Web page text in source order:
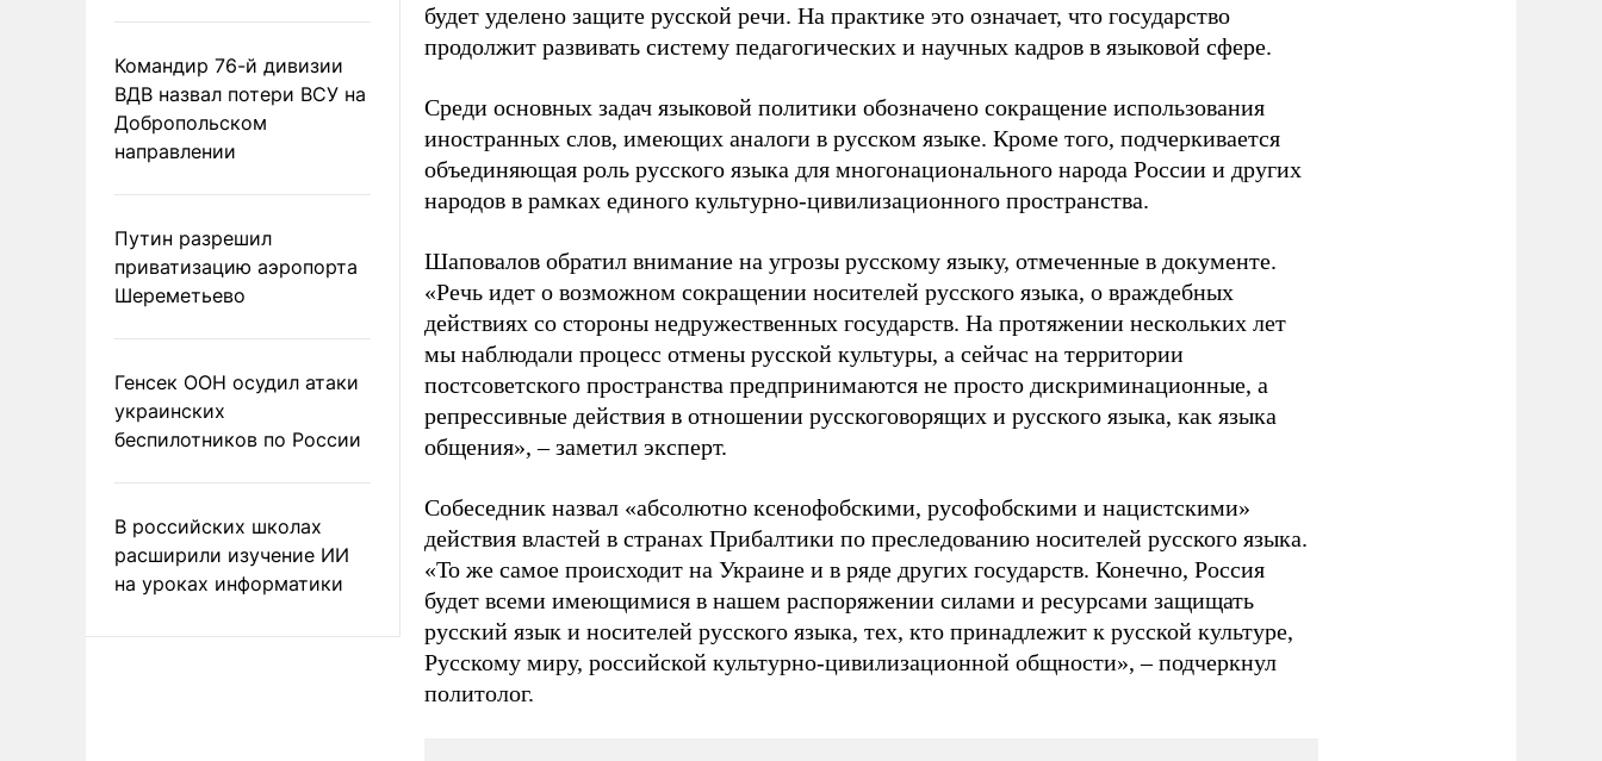
Командир 76-й дивизии
ВДВ назвал потери ВСУ на
Добропольском
направлении
Путин разрешил
приватизацию аэропорта
Шереметьево
Генсек ООН осудил атаки
украинских
беспилотников по России
В российских школах
расширили изучение ИИ
на уроках информатики
будет уделено защите русской речи. На практике это означает, что государство
продолжит развивать систему педагогических и научных кадров в языковой сфере.
Среди основных задач языковой политики обозначено сокращение использования
иностранных слов, имеющих аналоги в русском языке. Кроме того, подчеркивается
объединяющая роль русского языка для многонационального народа России и других
народов в рамках единого культурно-цивилизационного пространства.
Шаповалов обратил внимание на угрозы русскому языку, отмеченные в документе.
«Речь идет о возможном сокращении носителей русского языка, о враждебных
действиях со стороны недружественных государств. На протяжении нескольких лет
мы наблюдали процесс отмены русской культуры, а сейчас на территории
постсоветского пространства предпринимаются не просто дискриминационные, а
репрессивные действия в отношении русскоговорящих и русского языка, как языка
общения», – заметил эксперт.
Собеседник назвал «абсолютно ксенофобскими, русофобскими и нацистскими»
действия властей в странах Прибалтики по преследованию носителей русского языка.
«То же самое происходит на Украине и в ряде других государств. Конечно, Россия
будет всеми имеющимися в нашем распоряжении силами и ресурсами защищать
русский язык и носителей русского языка, тех, кто принадлежит к русской культуре,
Русскому миру, российской культурно-цивилизационной общности», – подчеркнул
политолог.